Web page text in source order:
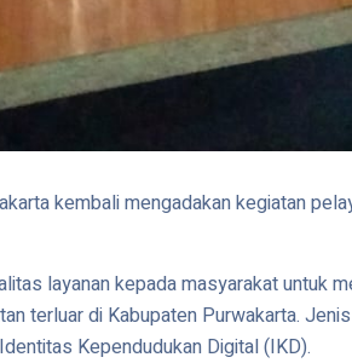
kembali mengadakan kegiatan
layanan kepada masyarakat
terluar di Kabupaten Purwakarta.
Kependudukan Digital (IKD).